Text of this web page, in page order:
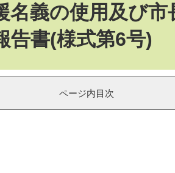
名義の使用及び市
告書(様式第6号)
ページ内目次